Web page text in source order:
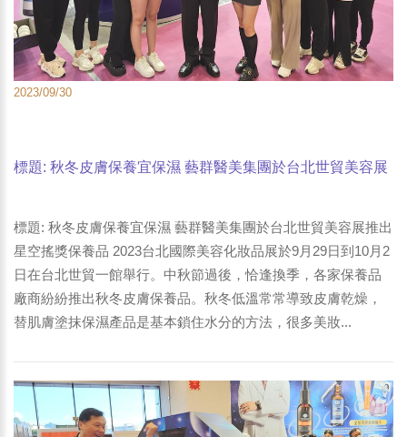
2023/09/30
標題: 秋冬皮膚保養宜保濕 藝群醫美集團於台北世貿美容展
標題: 秋冬皮膚保養宜保濕 藝群醫美集團於台北世貿美容展推出
星空搖獎保養品 2023台北國際美容化妝品展於9月29日到10月2
日在台北世貿一館舉行。中秋節過後，恰逢換季，各家保養品
廠商紛紛推出秋冬皮膚保養品。秋冬低溫常常導致皮膚乾燥，
替肌膚塗抹保濕產品是基本鎖住水分的方法，很多美妝...